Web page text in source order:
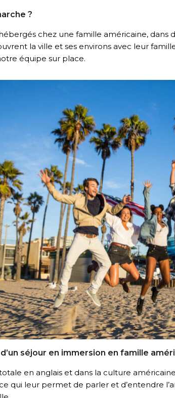
?
chez une famille américaine, dans
la ville et ses environs avec leur
équipe sur place.
séjour en immersion en famille
en anglais et dans la culture
qui leur permet de parler et d’entendre